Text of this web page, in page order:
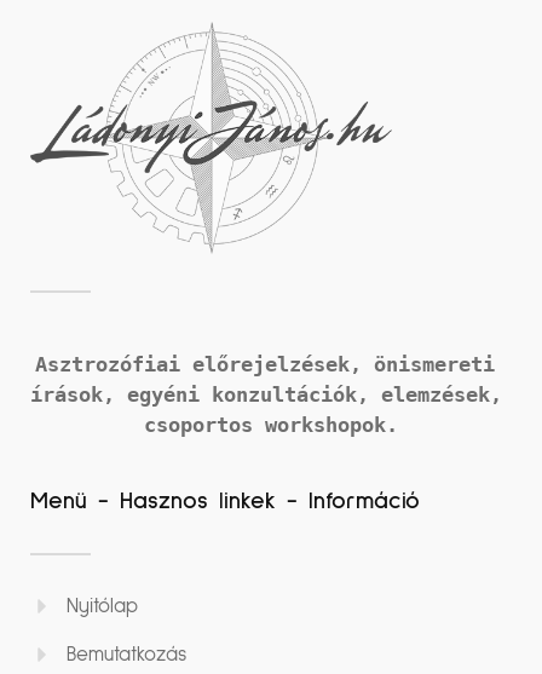
Asztrozófiai előrejelzések, önismereti
írások,
csoportos workshopok.
Menü - Hasznos linkek - Információ
Nyitólap
Bemutatkozás